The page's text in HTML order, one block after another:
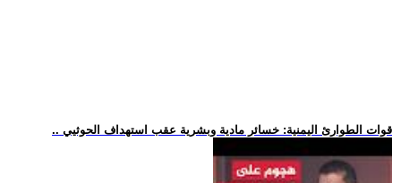
.. قوات الطوارئ اليمنية: خسائر مادية وبشرية عقب استهداف الحوثيي